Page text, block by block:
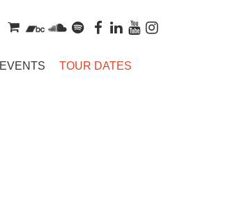
EVENTS
TOUR DATES